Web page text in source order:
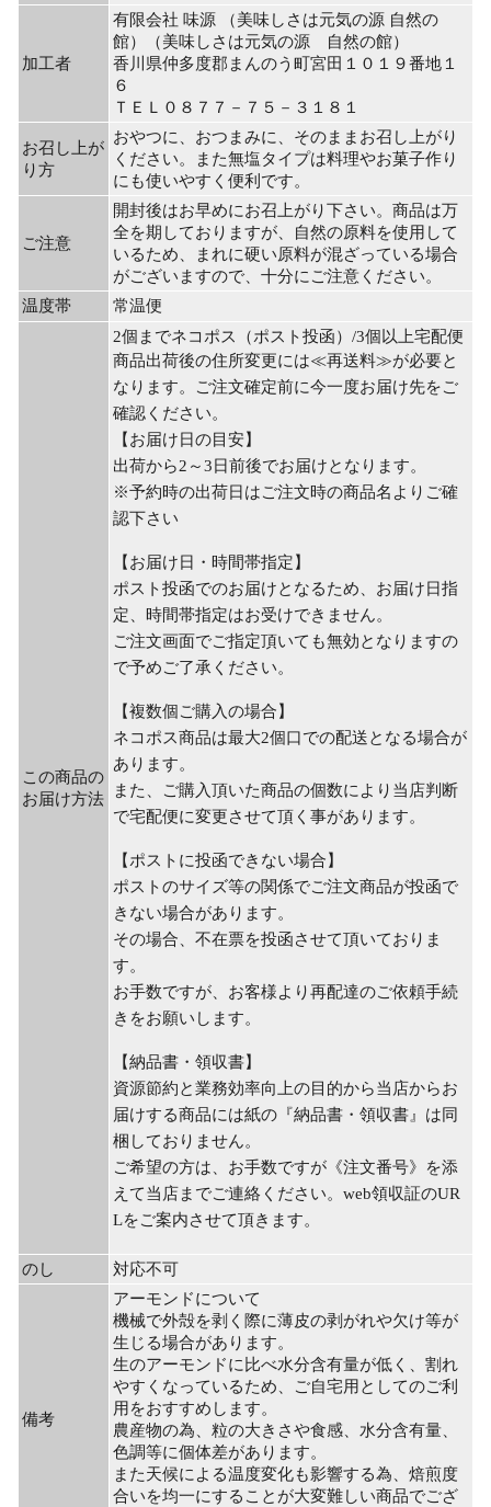
加工者
有限会社 味源 （美味しさは元気の源 自然の
館）（美味しさは元気の源 自然の館）
香川県仲多度郡まんのう町宮田１０１９番地１
６
ＴＥＬ０８７７－７５－３１８１
お召し上が
り方
おやつに、おつまみに、そのままお召し上がり
ください。また無塩タイプは料理やお菓子作り
にも使いやすく便利です。
ご注意
開封後はお早めにお召上がり下さい。商品は万
全を期しておりますが、自然の原料を使用して
いるため、まれに硬い原料が混ざっている場合
がございますので、十分にご注意ください。
温度帯
常温便
この商品の
お届け方法
2個までネコポス（ポスト投函）/3個以上宅配便
商品出荷後の住所変更には≪再送料≫が必要と
なります。ご注文確定前に今一度お届け先をご
確認ください。
【お届け日の目安】
出荷から2～3日前後でお届けとなります。
※予約時の出荷日はご注文時の商品名よりご確
認下さい
【お届け日・時間帯指定】
ポスト投函でのお届けとなるため、お届け日指
定、時間帯指定はお受けできません。
ご注文画面でご指定頂いても無効となりますの
で予めご了承ください。
【複数個ご購入の場合】
ネコポス商品は最大2個口での配送となる場合が
あります。
また、ご購入頂いた商品の個数により当店判断
で宅配便に変更させて頂く事があります。
【ポストに投函できない場合】
ポストのサイズ等の関係でご注文商品が投函で
きない場合があります。
その場合、不在票を投函させて頂いておりま
す。
お手数ですが、お客様より再配達のご依頼手続
きをお願いします。
【納品書・領収書】
資源節約と業務効率向上の目的から当店からお
届けする商品には紙の『納品書・領収書』は同
梱しておりません。
ご希望の方は、お手数ですが《注文番号》を添
えて当店までご連絡ください。web領収証のUR
Lをご案内させて頂きます。
のし 対応不可
備考
アーモンドについて
機械で外殻を剥く際に薄皮の剥がれや欠け等が
生じる場合があります。
生のアーモンドに比べ水分含有量が低く、割れ
やすくなっているため、ご自宅用としてのご利
用をおすすめします。
農産物の為、粒の大きさや食感、水分含有量、
色調等に個体差があります。
また天候による温度変化も影響する為、焙煎度
合いを均一にすることが大変難しい商品でござ